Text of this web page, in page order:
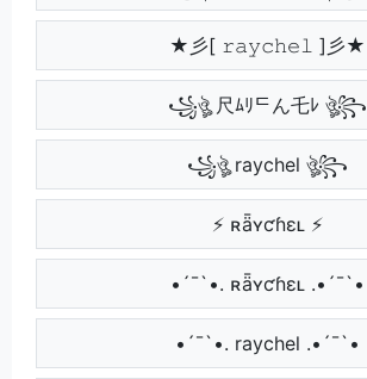
★彡[ 𝚛𝚊𝚢𝚌𝚑𝚎𝚕 ]彡★
꧁ঔৣ 尺ﾑﾘᄃん乇ﾚ ঔৣ꧂
꧁ঔৣ raychel ঔৣ꧂
⚡ ʀǟʏƈɦɛʟ ⚡
•´¯`•. ʀǟʏƈɦɛʟ .•´¯`•
•´¯`•. raychel .•´¯`•